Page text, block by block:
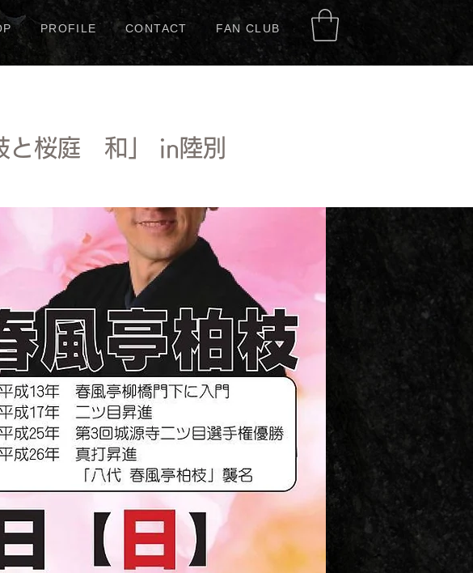
PROFILE CONTACT FAN CLUB
と桜庭 和」 in陸別